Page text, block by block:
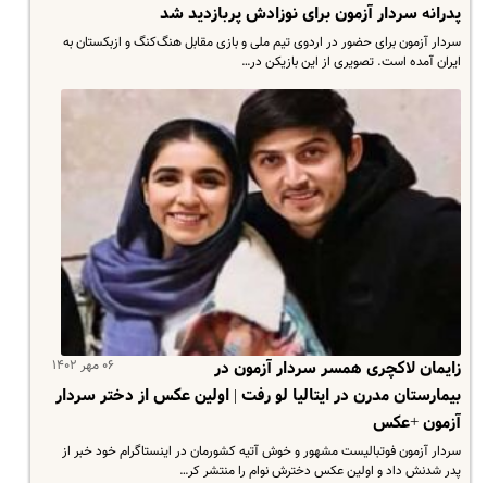
پدرانه سردار آزمون برای نوزادش پربازدید شد
سردار آزمون برای حضور در اردوی تیم ملی و بازی مقابل هنگ‌کنگ و ازبکستان به
ایران آمده است. تصویری از این بازیکن در…
۰۶ مهر ۱۴۰۲
زایمان لاکچری همسر سردار آزمون در
بیمارستان مدرن در ایتالیا لو رفت | اولین عکس از دختر سردار
آزمون +عکس
سردار آزمون فوتبالیست مشهور و خوش آتیه کشورمان در اینستاگرام خود خبر از
پدر شدنش داد و اولین عکس دخترش نوام را منتشر کر…